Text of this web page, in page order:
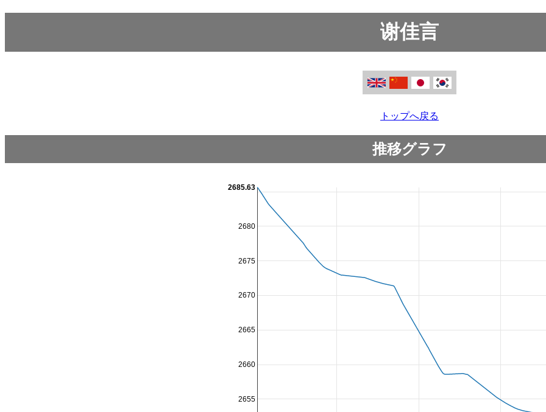
谢佳言
トップへ戻る
推移グラフ
2655
2660
2665
2670
2675
2680
2685.63